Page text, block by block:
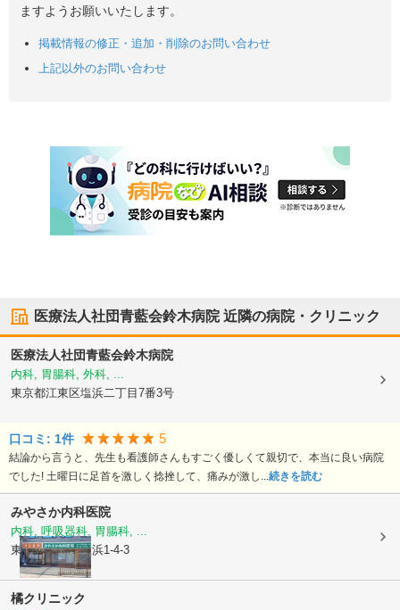
ますようお願いいたします。
掲載情報の修正・追加・削除のお問い合わせ
上記以外のお問い合わせ
医療法人社団青藍会鈴木病院近隣の病院・クリニック
医療法人社団青藍会鈴木病院
内科, 胃腸科, 外科, ...
東京都江東区塩浜二丁目7番3号
口コミ: 1件 5
結論から言うと、先生も看護師さんもすごく優しくて親切で、本当に良い病院
でした! 土曜日に足首を激しく捻挫して、痛みが激し...続きを読む
みやさか内科医院
内科, 呼吸器科, 胃腸科, ...
東京都江東区塩浜1-4-3
橘クリニック